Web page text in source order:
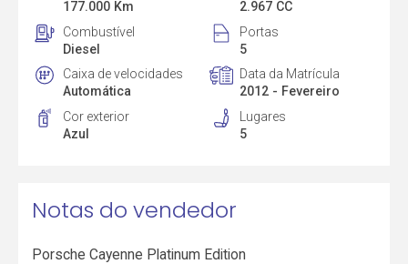
177.000 Km
2.967 CC
Combustível
Diesel
Portas
5
Caixa de velocidades
Automática
Data da Matrícula
2012 - Fevereiro
Cor exterior
Azul
Lugares
5
Notas do vendedor
Porsche Cayenne Platinum Edition